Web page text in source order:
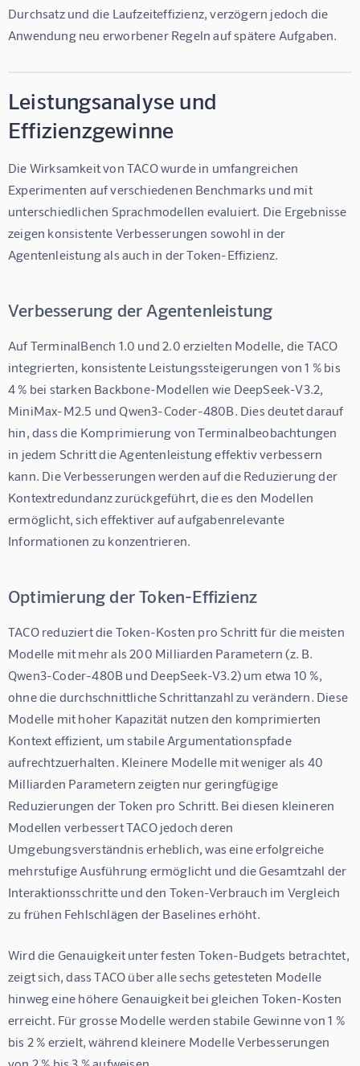
Durchsatz und die Laufzeiteffizienz, verzögern jedoch die
Anwendung neu erworbener Regeln auf spätere Aufgaben.
Leistungsanalyse und
Effizienzgewinne
Die Wirksamkeit von TACO wurde in umfangreichen
Experimenten auf verschiedenen Benchmarks und mit
unterschiedlichen Sprachmodellen evaluiert. Die Ergebnisse
zeigen konsistente Verbesserungen sowohl in der
Agentenleistung als auch in der Token-Effizienz.
Verbesserung der Agentenleistung
Auf TerminalBench 1.0 und 2.0 erzielten Modelle, die TACO
integrierten, konsistente Leistungssteigerungen von 1 % bis
4 % bei starken Backbone-Modellen wie DeepSeek-V3.2,
MiniMax-M2.5 und Qwen3-Coder-480B. Dies deutet darauf
hin, dass die Komprimierung von Terminalbeobachtungen
in jedem Schritt die Agentenleistung effektiv verbessern
kann. Die Verbesserungen werden auf die Reduzierung der
Kontextredundanz zurückgeführt, die es den Modellen
ermöglicht, sich effektiver auf aufgabenrelevante
Informationen zu konzentrieren.
Optimierung der Token-Effizienz
TACO reduziert die Token-Kosten pro Schritt für die meisten
Modelle mit mehr als 200 Milliarden Parametern (z. B.
Qwen3-Coder-480B und DeepSeek-V3.2) um etwa 10 %,
ohne die durchschnittliche Schrittanzahl zu verändern. Diese
Modelle mit hoher Kapazität nutzen den komprimierten
Kontext effizient, um stabile Argumentationspfade
aufrechtzuerhalten. Kleinere Modelle mit weniger als 40
Milliarden Parametern zeigten nur geringfügige
Reduzierungen der Token pro Schritt. Bei diesen kleineren
Modellen verbessert TACO jedoch deren
Umgebungsverständnis erheblich, was eine erfolgreiche
mehrstufige Ausführung ermöglicht und die Gesamtzahl der
Interaktionsschritte und den Token-Verbrauch im Vergleich
zu frühen Fehlschlägen der Baselines erhöht.
Wird die Genauigkeit unter festen Token-Budgets betrachtet,
zeigt sich, dass TACO über alle sechs getesteten Modelle
hinweg eine höhere Genauigkeit bei gleichen Token-Kosten
erreicht. Für grosse Modelle werden stabile Gewinne von 1 %
bis 2 % erzielt, während kleinere Modelle Verbesserungen
von 2 % bis 3 % aufweisen.